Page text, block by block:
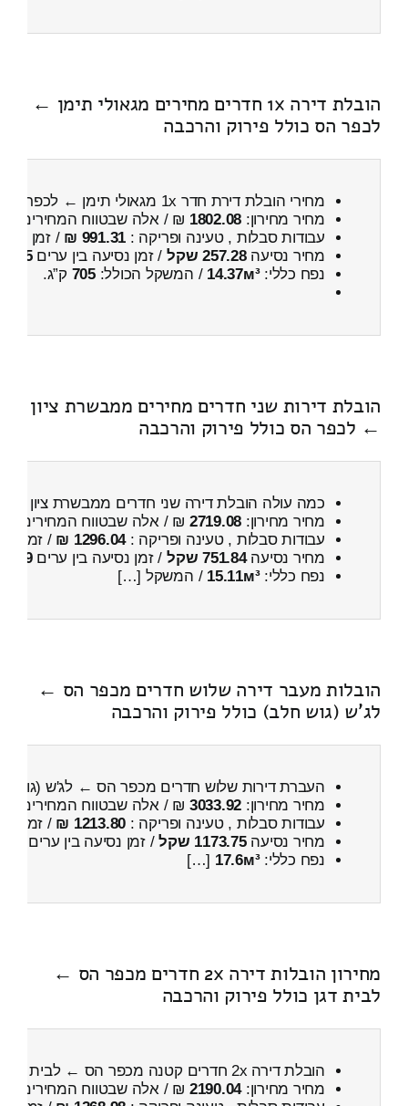
הובלת דירה 1x חדרים מחירים מגאולי תימן ←
לכפר הס כולל פירוק והרכבה
מחירי הובלת דירת חדר 1x מגאולי תימן ← לכפר הס
מחיר מחירון: 1802.08 ₪ / אלה שבטווח המחירים
עבודות סבלות , טעינה ופריקה : 991.31 ₪ / זמן :
מחיר נסיעה257.28 שקל / זמן נסיעה בין ערים25 דקות
נפח כללי:14.37м³ / המשקל הכולל:705 ק”ג.
הובלת דירות שני חדרים מחירים ממבשרת ציון
← לכפר הס כולל פירוק והרכבה
כמה עולה הובלת דירה שני חדרים ממבשרת ציון
מחיר מחירון: 2719.08 ₪ / אלה שבטווח המחירים
עבודות סבלות , טעינה ופריקה :1296.04 ₪ / זמן :
מחיר נסיעה751.84 שקל / זמן נסיעה בין ערים59 דקות
נפח כללי:15.11м³ / המשקל […]
הובלות מעבר דירה שלוש חדרים מכפר הס ←
לג'ש (גוש חלב) כולל פירוק והרכבה
העברת דירות שלוש חדרים מכפר הס ← לג'ש (גוש
מחיר מחירון: 3033.92 ₪ / אלה שבטווח המחירים
עבודות סבלות , טעינה ופריקה : 1213.80 ₪ / זמן :
מחיר נסיעה1173.75 שקל / זמן נסיעה בין ערים
נפח כללי:17.6м³
[…]
מחירון הובלות דירה 2x חדרים מכפר הס ←
לבית דגן כולל פירוק והרכבה
הובלת דירה 2x חדרים קטנה מכפר הס ← לבית דגן
מחיר מחירון:2190.04 ₪ / אלה שבטווח המחירים